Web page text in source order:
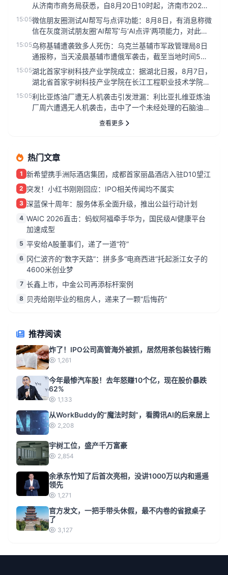
从济南市商务局获悉，自8月20日10时起，济南市2026
年‘马力全...
15:05微信朋友圈测试AI帮写与点评功能：8月8日，有消息称微
信在灰度测试朋友圈‘AI帮写’与‘AI点评’两项能力，对此记
者咨询...
15:05乌称基辅遭袭致多人死伤：乌克兰基辅市军政管理局8日
通报称，当天凌晨基辅市遭俄军袭击，截至当地时间5时
45分，袭击已造成4...
15:05湖北首家宇树科技产业学院成立：据湖北日报，8月7日，
湖北省首家宇树科技产业学院在长江工程职业技术学院正
式成立。据悉，‘宇...
15:05利比亚炼油厂遭无人机袭击引发泄漏：利比亚扎维亚炼油
厂周六遭遇无人机袭击，击中了一个未经处理的石脑油储
罐，导致泄漏，目前情...
查看更多
热门文章
1 新希望携手洲际酒店集团，成都首家丽晶酒店入驻D10望江
2 突发！小红书刚刚回应：IPO相关传闻均不属实
3 深蓝保十周年：服务体系全面升级，推出公益行动计划
4 WAIC 2026直击：蚂蚁阿福牵手华为，国民级AI健康平台
加速成型
5 平安给A股董事们，递了一道“符”
6 冈仁波齐的“数字天路”：拼多多“电商西进”托起浙江女子的
4600米创业梦
7 长鑫上市，中金公司再添标杆案例
8 贝壳给刚毕业的租房人，递来了一颗“后悔药”
推荐阅读
炸了！IPO公司高管海外被抓，居然用茶包装钱行贿
1,261
今年最惨汽车股！去年怒赚10个亿，现在股价暴跌
62%
1,133
从WorkBuddy的“魔法时刻”，看腾讯AI的后来居上
2,208
宇树工位，盛产千万富豪
2,854
余承东竹知了后首次亮相，没讲1000万以内和遥遥
领先
1,271
官方发文，一把手带头休假，最不内卷的省掀桌子
了
3,127